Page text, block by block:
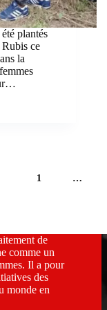
plantés
ce
la
1 …
de
comme un
Il a pour
des
monde en